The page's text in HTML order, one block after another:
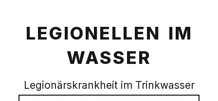
LEGIONELLEN IM
WASSER
Legionärskrankheit im Trinkwasser